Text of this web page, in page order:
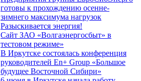
готовы к прохождению осенне-
зимнего максимума нагрузок
Разыскивается энергия!
Сайт ЗАО «Волгаэнергосбыт» в
тестовом режиме»
В Иркутске состоялась конференция
руководителей En+ Group «Большое
будущее Восточной Сибири»